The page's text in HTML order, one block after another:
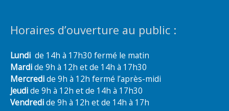
Horaires d’ouverture au public :
Lundi de 14h à 17h30 fermé le matin
Mardide 9h à 12h et de 14h à 17h30
Mercredide 9h à 12h fermé l’après-midi
Jeudide 9h à 12h et de 14h à 17h30
Vendredide 9h à 12h et de 14h à 17h